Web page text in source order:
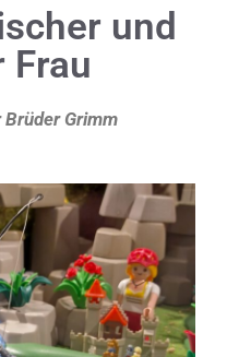
und
Frau
Brüder Grimm